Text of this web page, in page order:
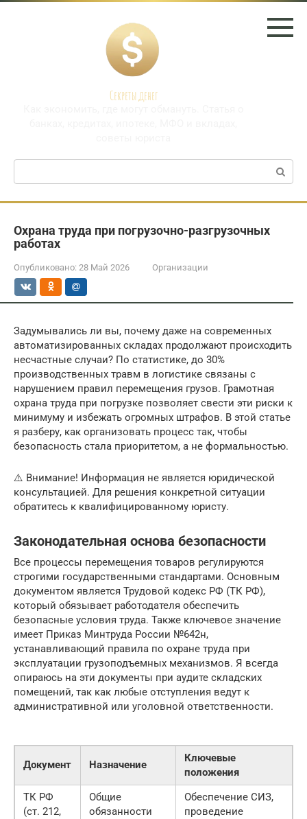
Перейти
Секреты денег
Поиск:
Охрана труда при погрузочно-разгрузочных
работах
Опубликовано: 28 Май 2026 Организации
Задумывались ли вы, почему даже на современных
автоматизированных складах продолжают происходить
несчастные случаи? По статистике, до 30%
производственных травм в логистике связаны с
нарушением правил перемещения грузов. Грамотная
охрана труда при погрузке позволяет свести эти риски к
минимуму и избежать огромных штрафов. В этой статье
я разберу, как организовать процесс так, чтобы
безопасность стала приоритетом, а не формальностью.
⚠️ Внимание! Информация не является юридической
консультацией. Для решения конкретной ситуации
обратитесь к квалифицированному юристу.
Законодательная основа безопасности
Все процессы перемещения товаров регулируются
строгими государственными стандартами. Основным
документом является Трудовой кодекс РФ (ТК РФ),
который обязывает работодателя обеспечить
безопасные условия труда. Также ключевое значение
имеет Приказ Минтруда России №642н,
устанавливающий правила по охране труда при
эксплуатации грузоподъемных механизмов. Я всегда
опираюсь на эти документы при аудите складских
помещений, так как любые отступления ведут к
административной или уголовной ответственности.
Документ Назначение
Ключевые
положения
ТК РФ
(ст. 212,
Общие
обязанности
Обеспечение СИЗ,
проведение